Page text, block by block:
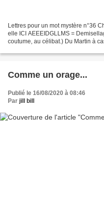
Lettres pour un mot mystère n°36
elle ICI AEEEIDGLLMS =
coutume, au célibat.) Du Martin à
Comme un orage...
Publié le 16/08/2020 à 08:46
Par jill bill